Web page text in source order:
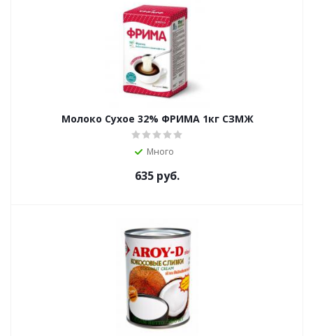
Молоко Сухое 32% ФРИМА 1кг СЗМЖ
Много
635 руб.